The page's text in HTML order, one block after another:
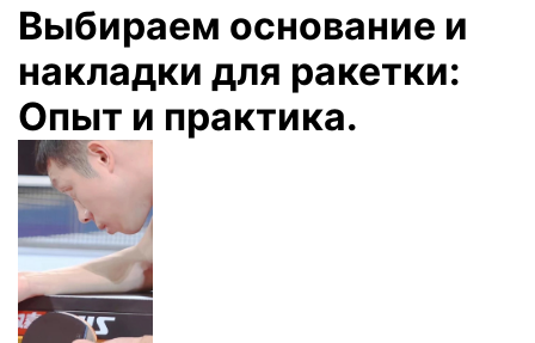
Выбираем основание и
накладки для ракетки:
Опыт и практика.